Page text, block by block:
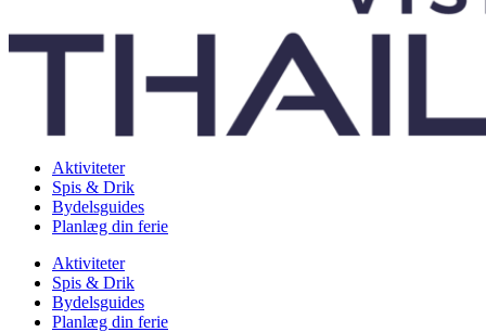
Aktiviteter
Spis & Drik
Bydelsguides
Planlæg din ferie
Aktiviteter
Spis & Drik
Bydelsguides
Planlæg din ferie